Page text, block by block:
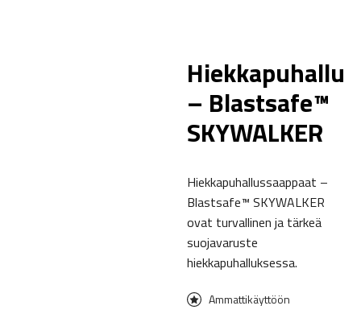
– Blastsafe™
SKYWALKER
Hiekkapuhallussaappaat –
Blastsafe™ SKYWALKER
ovat turvallinen ja tärkeä
suojavaruste
hiekkapuhalluksessa.
Ammattikäyttöön